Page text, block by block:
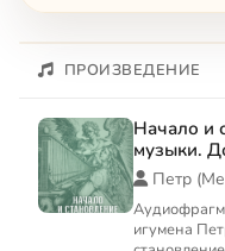
ПРОИЗВЕДЕНИЕ
Начало и
музыки.
Петр
игумена